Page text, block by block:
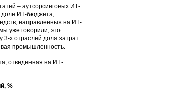
– аутсорсинговых ИТ-
доле ИТ-бюджета,
направленных на ИТ-
уже говорили, это
3-х отраслей доля затрат
промышленность.
отведенная на ИТ-
%